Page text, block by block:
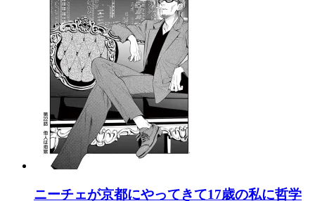
ニーチェが京都にやってきて17歳の私に哲学